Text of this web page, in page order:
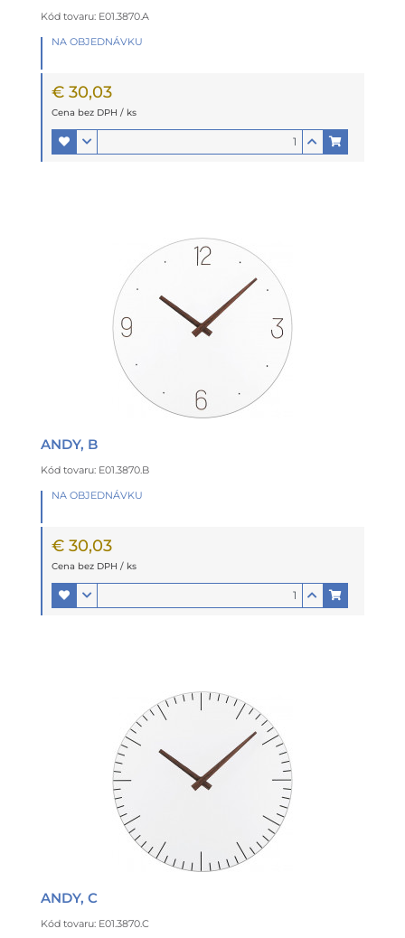
Kód tovaru: E01.3870.A
NA OBJEDNÁVKU
€ 30,03
Cena bez DPH / ks
ANDY, B
Kód tovaru: E01.3870.B
NA OBJEDNÁVKU
€ 30,03
Cena bez DPH / ks
ANDY, C
Kód tovaru: E01.3870.C